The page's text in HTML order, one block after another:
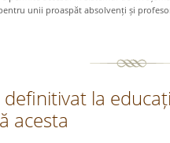
unii proaspăt absolvenți și
la
acesta